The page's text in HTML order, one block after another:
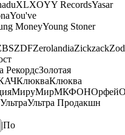
XLXOYY RecordsYasar
You've
MoneyYoung Stoner
ZDFZerolandiaZickzack
РекордсЗолотая
КлюкваКлюква
МируМирМКФОНОрфей
УльтраУльтра Продакшн
|По